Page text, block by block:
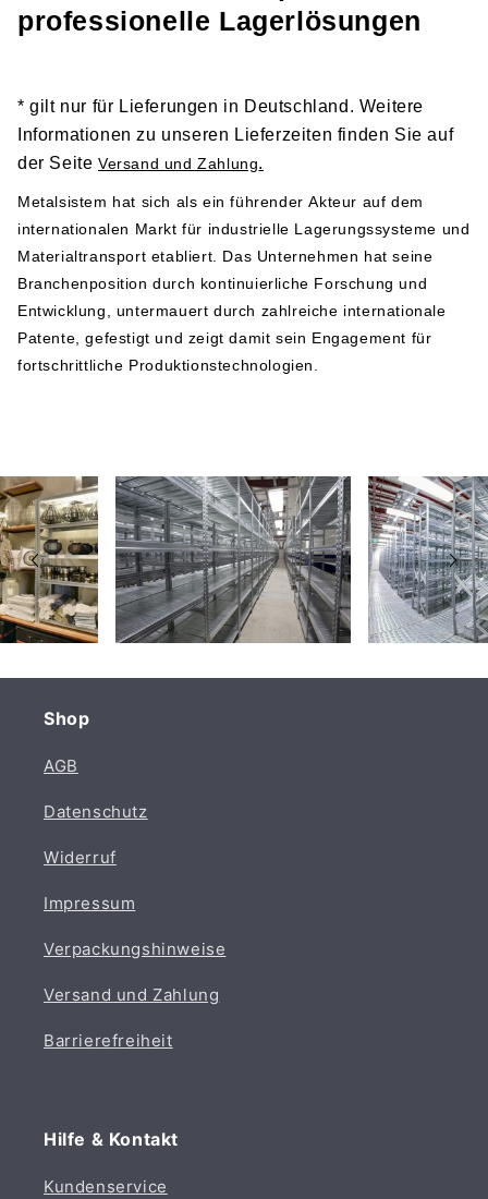
vor der Installation und Nutzung der Produkte gründlich
Sicherheitshinweis 1
Metalsistem
Viale dell’Industria 2
38068 Rovereto
Italy
Telefonnummer: +39 0464 303030
professionelle Lagerlösungen
* gilt nur für Lieferungen in Deutschland. Weitere
Informationen zu unseren Lieferzeiten finden Sie auf
der Seite Versand und Zahlung.
Metalsistem hat sich als ein führender Akteur auf dem
internationalen Markt für industrielle Lagerungssysteme und
Materialtransport etabliert. Das Unternehmen hat seine
Branchenposition durch kontinuierliche Forschung und
Entwicklung, untermauert durch zahlreiche internationale
Patente, gefestigt und zeigt damit sein Engagement für
fortschrittliche Produktionstechnologien.
Shop
AGB
Datenschutz
Widerruf
Impressum
Verpackungshinweise
Versand und Zahlung
Barrierefreiheit
Hilfe & Kontakt
Kundenservice